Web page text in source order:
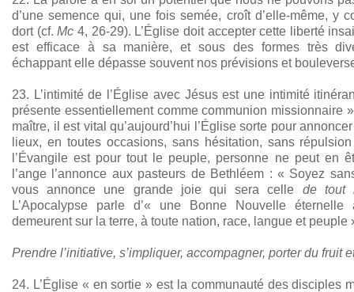
d’une semence qui, une fois semée, croît d’elle-même, y
dort (cf.Mc 4, 26-29). L’Église doit accepter cette liberté
est efficace à sa manière, et sous des formes très
échappant elle dépasse souvent nos prévisions et
23. L’intimité de l’Église avec Jésus est une intimité
présente essentiellement comme communion missionnaire
maître, il est vital qu’aujourd’hui l’Église sorte pour
lieux, en toutes occasions, sans hésitation, sans
l’Évangile est pour tout le peuple, personne ne peut en
l’ange l’annonce aux pasteurs de Bethléem : « Soyez
vous annonce une grande joie qui sera celle de
tout
L’Apocalypse parle d’« une Bonne Nouvelle
demeurent sur la terre, à toute nation, race, langue et peuple
Prendre l’initiative, s’impliquer, accompagner, porter du fruit
24. L’Église « en sortie » est la communauté des disciples